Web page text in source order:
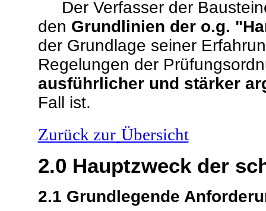
Der Verfasser der
den Grundlinien der o.g.
der Grundlage seiner
Regelungen der
ausführlicher und stärker
Fall ist.
Zurück zur Übersicht
2.0 Hauptzweck der
2.1 Grundlegende